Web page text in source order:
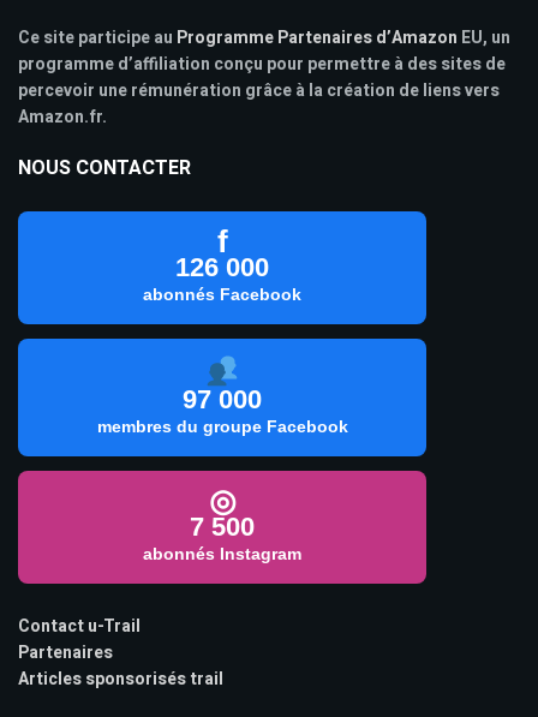
Ce site participe au Programme Partenaires d’Amazon EU, un
programme d’affiliation conçu pour permettre à des sites de
percevoir une rémunération grâce à la création de liens vers
Amazon.fr.
NOUS CONTACTER
f
126 000
abonnés Facebook
97 000
membres du groupe Facebook
◎
7 500
abonnés Instagram
Contact u-Trail
Partenaires
Articles sponsorisés trail